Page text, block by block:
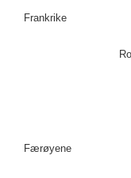
Frankrike
Færøyene